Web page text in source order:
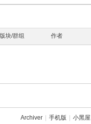
版块/群组 作者
Archiver 手机版 小黑屋